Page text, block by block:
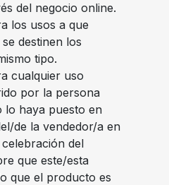
del negocio online.
los usos a que
destinen los
tipo.
cualquier uso
por la persona
lo haya puesto en
de la vendedor/a en
del
que este/esta
que el producto es